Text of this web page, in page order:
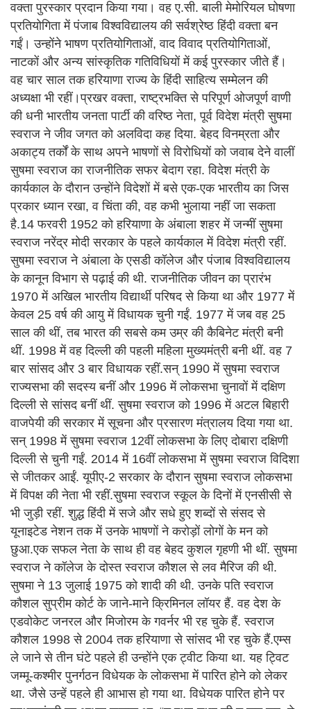
वक्ता पुरस्कार प्रदान किया गया। वह ए.सी. बाली मेमोरियल घोषणा
प्रतियोगिता में पंजाब विश्वविद्यालय की सर्वश्रेष्ठ हिंदी वक्ता बन
गईं। उन्होंने भाषण प्रतियोगिताओं, वाद विवाद प्रतियोगिताओं,
नाटकों और अन्य सांस्कृतिक गतिविधियों में कई पुरस्कार जीते हैं।
वह चार साल तक हरियाणा राज्य के हिंदी साहित्य सम्मेलन की
अध्यक्षा भी रहीं।प्रखर वक्ता, राष्ट्रभक्ति से परिपूर्ण ओजपूर्ण वाणी
की धनी भारतीय जनता पार्टी की वरिष्ठ नेता, पूर्व विदेश मंत्री सुषमा
स्वराज ने जीव जगत को अलविदा कह दिया. बेहद विनम्रता और
अकाट्य तर्कों के साथ अपने भाषणों से विरोधियों को जवाब देने वालीं
सुषमा स्वराज का राजनीतिक सफर बेदाग रहा. विदेश मंत्री के
कार्यकाल के दौरान उन्होंने विदेशों में बसे एक-एक भारतीय का जिस
प्रकार ध्यान रखा, व चिंता की, वह कभी भुलाया नहीं जा सकता
है.14 फरवरी 1952 को हरियाणा के अंबाला शहर में जन्मीं सुषमा
स्वराज नरेंद्र मोदी सरकार के पहले कार्यकाल में विदेश मंत्री रहीं.
सुषमा स्वराज ने अंबाला के एसडी कॉलेज और पंजाब विश्वविद्यालय
के कानून विभाग से पढ़ाई की थी. राजनीतिक जीवन का प्रारंभ
1970 में अखिल भारतीय विद्यार्थी परिषद से किया था और 1977 में
केवल 25 वर्ष की आयु में विधायक चुनी गईं. 1977 में जब वह 25
साल की थीं, तब भारत की सबसे कम उम्र की कैबिनेट मंत्री बनी
थीं. 1998 में वह दिल्ली की पहली महिला मुख्यमंत्री बनी थीं. वह 7
बार सांसद और 3 बार विधायक रहीं.सन् 1990 में सुषमा स्वराज
राज्यसभा की सदस्य बनीं और 1996 में लोकसभा चुनावों में दक्षिण
दिल्ली से सांसद बनीं थीं. सुषमा स्वराज को 1996 में अटल बिहारी
वाजपेयी की सरकार में सूचना और प्रसारण मंत्रालय दिया गया था.
सन् 1998 में सुषमा स्वराज 12वीं लोकसभा के लिए दोबारा दक्षिणी
दिल्ली से चुनी गईं. 2014 में 16वीं लोकसभा में सुषमा स्वराज विदिशा
से जीतकर आईं. यूपीए-2 सरकार के दौरान सुषमा स्वराज लोकसभा
में विपक्ष की नेता भी रहीं.सुषमा स्वराज स्कूल के दिनों में एनसीसी से
भी जुड़ी रहीं. शुद्ध हिंदी में सजे और सधे हुए शब्दों से संसद से
यूनाइटेड नेशन तक में उनके भाषणों ने करोड़ों लोगों के मन को
छुआ.एक सफल नेता के साथ ही वह बेहद कुशल गृहणी भी थीं. सुषमा
स्वराज ने कॉलेज के दोस्त स्वराज कौशल से लव मैरिज की थी.
सुषमा ने 13 जुलाई 1975 को शादी की थी. उनके पति स्वराज
कौशल सुप्रीम कोर्ट के जाने-माने क्रिमिनल लॉयर हैं. वह देश के
एडवोकेट जनरल और मिजोरम के गवर्नर भी रह चुके हैं. स्वराज
कौशल 1998 से 2004 तक हरियाणा से सांसद भी रह चुके हैं.एम्स
ले जाने से तीन घंटे पहले ही उन्होंने एक ट्वीट किया था. यह ट्विट
जम्मू-कश्मीर पुनर्गठन विधेयक के लोकसभा में पारित होने को लेकर
था. जैसे उन्हें पहले ही आभास हो गया था. विधेयक पारित होने पर